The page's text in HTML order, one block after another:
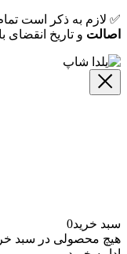
✅ لازم به ذکر است
اصالت و تاریخ انقضای
سبد خرید0
هیچ محصولی در سبد